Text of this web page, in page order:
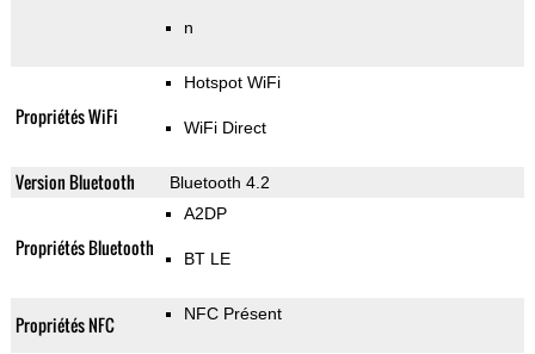
n
Propriétés WiFi
Hotspot WiFi
WiFi Direct
Version Bluetooth Bluetooth 4.2
Propriétés Bluetooth
A2DP
BT LE
Propriétés NFC NFC Présent